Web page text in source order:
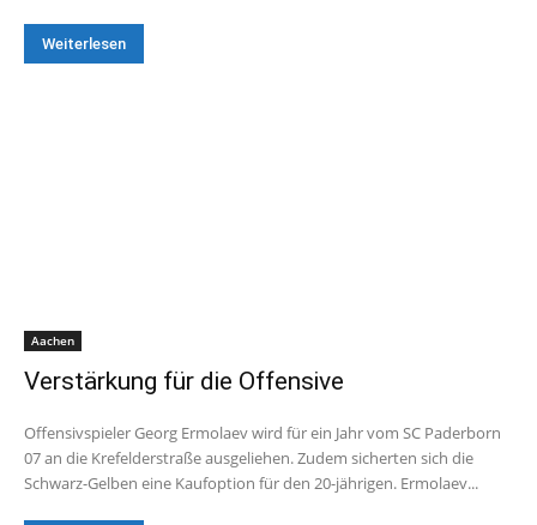
Weiterlesen
Aachen
Verstärkung für die Offensive
Offensivspieler Georg Ermolaev wird für ein Jahr vom SC Paderborn
07 an die Krefelderstraße ausgeliehen. Zudem sicherten sich die
Schwarz-Gelben eine Kaufoption für den 20-jährigen. Ermolaev...